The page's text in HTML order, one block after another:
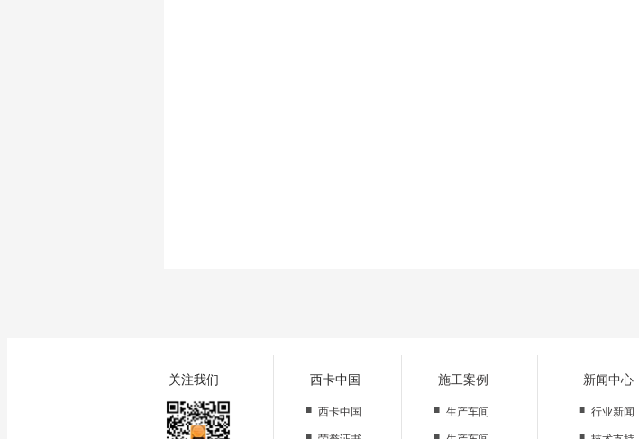
关注我们 西卡中国
■ 西卡中国
施工案例
■ 生产车间
新闻中心
■ 行业新闻